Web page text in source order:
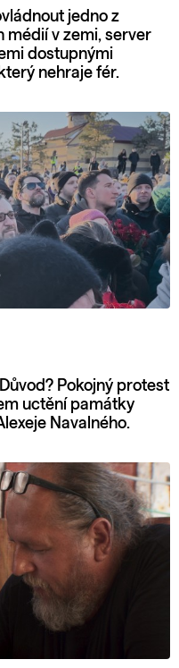
jedno z
médií v zemi, server
dostupnými
nehraje fér.
Pokojný protest
uctění památky
Navalného.